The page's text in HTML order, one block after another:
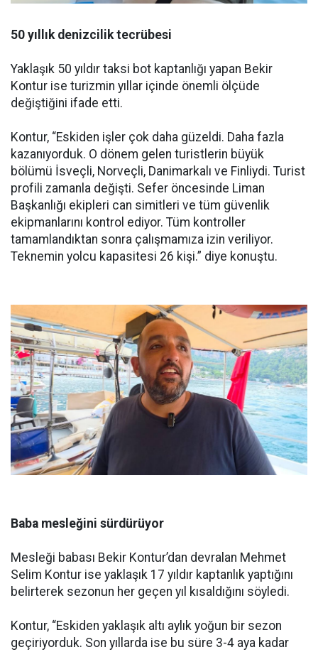
50 yıllık denizcilik tecrübesi
Yaklaşık 50 yıldır taksi bot kaptanlığı yapan Bekir
Kontur ise turizmin yıllar içinde önemli ölçüde
değiştiğini ifade etti.
Kontur, “Eskiden işler çok daha güzeldi. Daha fazla
kazanıyorduk. O dönem gelen turistlerin büyük
bölümü İsveçli, Norveçli, Danimarkalı ve Finliydi. Turist
profili zamanla değişti. Sefer öncesinde Liman
Başkanlığı ekipleri can simitleri ve tüm güvenlik
ekipmanlarını kontrol ediyor. Tüm kontroller
tamamlandıktan sonra çalışmamıza izin veriliyor.
Teknemin yolcu kapasitesi 26 kişi.” diye konuştu.
Baba mesleğini sürdürüyor
Mesleği babası Bekir Kontur’dan devralan Mehmet
Selim Kontur ise yaklaşık 17 yıldır kaptanlık yaptığını
belirterek sezonun her geçen yıl kısaldığını söyledi.
Kontur, “Eskiden yaklaşık altı aylık yoğun bir sezon
geçiriyorduk. Son yıllarda ise bu süre 3-4 aya kadar